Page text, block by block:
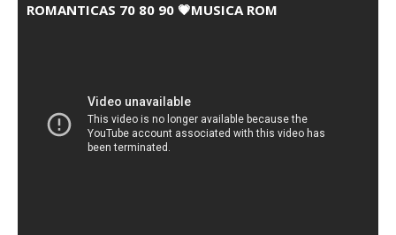
ROMANTICAS 70 80 90 💗MUSICA ROM